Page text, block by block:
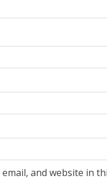
email, and website in